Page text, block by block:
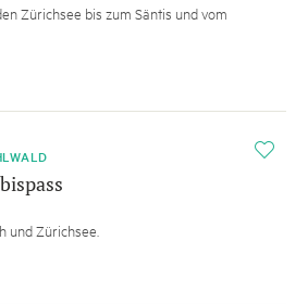
Zürichsee bis zum Säntis und vom
i
und Zürichsee.